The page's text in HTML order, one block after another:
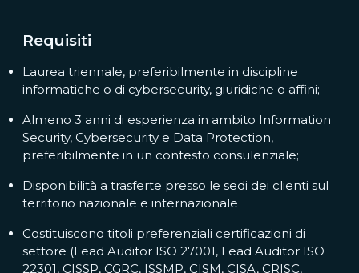
Requisiti
Laurea triennale, preferibilmente in discipline
informatiche o di cybersecurity, giuridiche o affini;
Almeno 3 anni di esperienza in ambito Information
Security, Cybersecurity e Data Protection,
preferibilmente in un contesto consulenziale;
Disponibilità a trasferte presso le sedi dei clienti sul
territorio nazionale e internazionale
Costituiscono titoli preferenziali certificazioni di
settore (Lead Auditor ISO 27001, Lead Auditor ISO
22301, CISSP, CGRC, ISSMP, CISM, CISA, CRISC,